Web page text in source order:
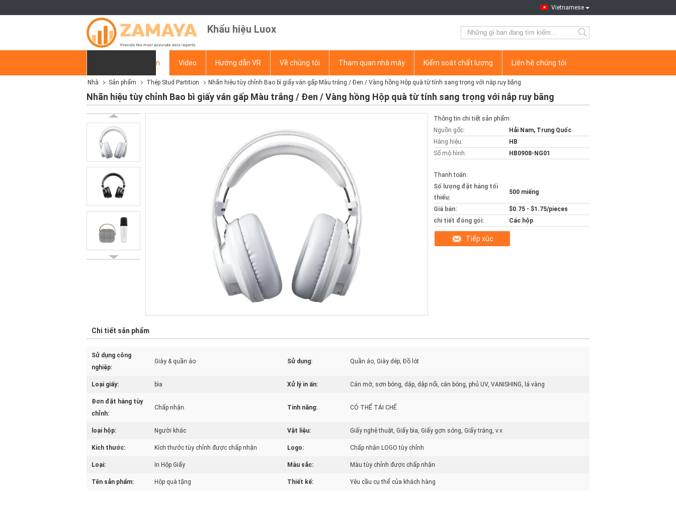
Vietnamese
Khẩu hiệu Luox
Sản phẩm Video Hướng dẫn VR Về chúng tôi Tham quan nhà máy Kiểm soát chất lượng Liên hệ chúng tôi
Yêu cầu báo giá
Nhà Sản phẩm Thép Stud Partition Nhãn hiệu tùy chỉnh Bao bì giấy ván gấp Màu trắng / Đen / Vàng hồng Hộp quà từ tính sang trọng với nắp ruy băng
Nhãn hiệu tùy chỉnh Bao bì giấy ván gấp Màu trắng / Đen / Vàng hồng Hộp quà từ tính sang trọng với nắp ruy băng
Thông tin chi tiết sản phẩm:
Nguồn gốc:
Hải Nam, Trung Quốc
Hàng hiệu:
HB
Số mô hình:
HB0908-NG01
Thanh toán:
Số lượng đặt hàng tối
thiểu:
500 miếng
Giá bán:
$0.75 - $1.75/pieces
chi tiết đóng gói:
Các hộp
Tiếp xúc
Chi tiết sản phẩm
Sử dụng công
nghiệp:
Giày & quần áo Sử dụng: Quần áo, Giày dép, Đồ lót
Loại giấy: bìa Xử lý in ấn: Cán mờ, sơn bóng, dập, dập nổi, cán bóng, phủ UV, VANISHING, lá vàng
Đơn đặt hàng tùy
chỉnh:
Chấp nhận. Tính năng: CÓ THỂ TÁI CHẾ
loại hộp: Người khác Vật liệu: Giấy nghệ thuật, Giấy bìa, Giấy gợn sóng, Giấy tráng, v.v.
Kích thước: Kích thước tùy chỉnh được chấp nhận Logo: Chấp nhận LOGO tùy chỉnh
Loại: In Hộp Giấy Màu sắc: Màu tùy chỉnh được chấp nhận
Tên sản phẩm: Hộp quà tặng Thiết kế: Yêu cầu cụ thể của khách hàng